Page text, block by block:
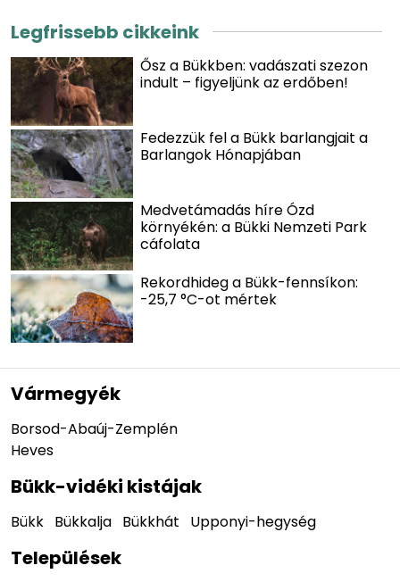
Legfrissebb cikkeink
Ősz a Bükkben: vadászati szezon
indult – figyeljünk az erdőben!
Fedezzük fel a Bükk barlangjait a
Barlangok Hónapjában
Medvetámadás híre Ózd
környékén: a Bükki Nemzeti Park
cáfolata
Rekordhideg a Bükk-fennsíkon:
-25,7 °C-ot mértek
Vármegyék
Borsod-Abaúj-Zemplén
Heves
Bükk-vidéki kistájak
Bükk Bükkalja Bükkhát Upponyi-hegység
Települések